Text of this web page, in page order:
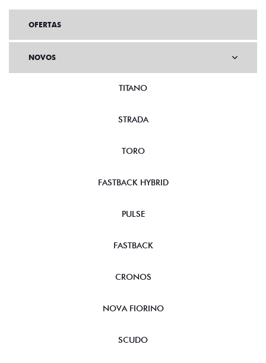
OFERTAS
NOVOS
TITANO
STRADA
TORO
FASTBACK HYBRID
PULSE
FASTBACK
CRONOS
NOVA FIORINO
SCUDO